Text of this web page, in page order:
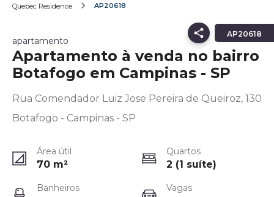
Quebec Residence
AP20618
AP20618
apartamento
Apartamento à venda no bairro
Botafogo em Campinas - SP
Rua Comendador Luiz Jose Pereira de Queiroz, 130
Botafogo - Campinas - SP
Área útil
70 m²
Quartos
2 (1 suíte)
Banheiros Vagas